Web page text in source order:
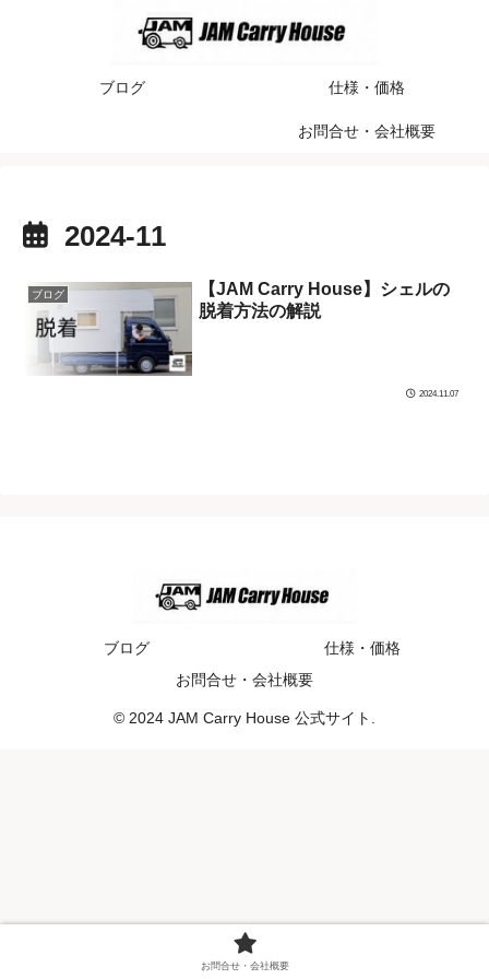
ブログ 仕様・価格
お問合せ・会社概要
2024-11
ブログ
【JAM Carry House】シェルの
脱着方法の解説
2024.11.07
ブログ
仕様・価格
お問合せ・会社概要
© 2024 JAM Carry House 公式サイト.
お問合せ・会社概要